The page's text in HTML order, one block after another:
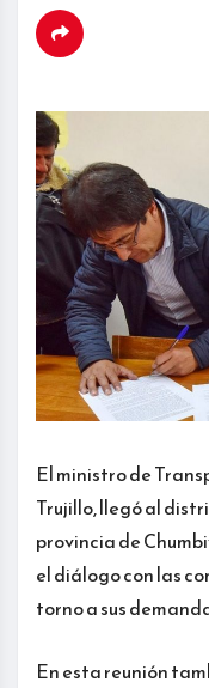
El ministro de
Trujillo, llegó al
provincia de
el diálogo con las
torno a sus
En esta reunión